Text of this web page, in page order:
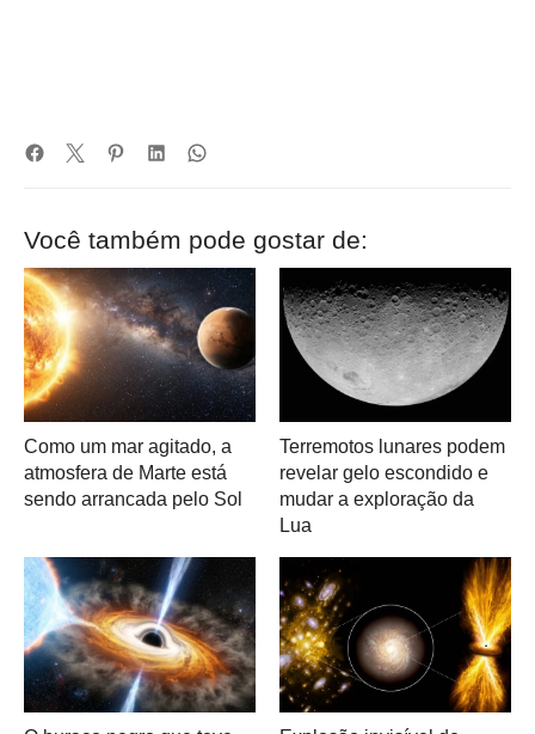
Você também pode gostar de:
Como um mar agitado, a
atmosfera de Marte está
sendo arrancada pelo Sol
Terremotos lunares podem
revelar gelo escondido e
mudar a exploração da
Lua